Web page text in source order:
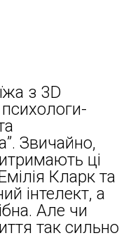
з 3D
Звичайно,
ці
Кларк та
інтелект, а
Але чи
так сильно